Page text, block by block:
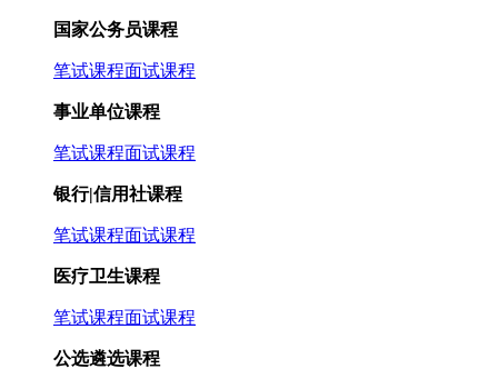
国家公务员课程
笔试课程面试课程
事业单位课程
笔试课程面试课程
银行|信用社课程
笔试课程面试课程
医疗卫生课程
笔试课程面试课程
公选遴选课程